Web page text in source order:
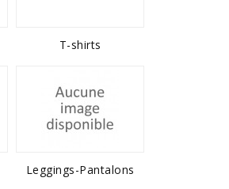
T-shirts
Leggings-Pantalons